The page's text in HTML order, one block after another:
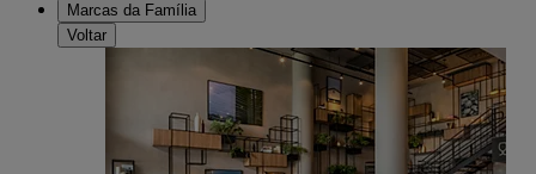
Marcas da Família
Voltar